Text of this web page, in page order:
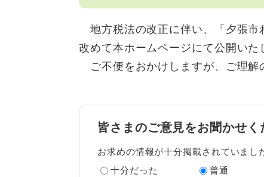
地方税法の改正に伴い、「夕張市
改めて本ホームページにて公開いた
ご不便をおかけしますが、ご理解
皆さまのご意見をお聞かせく
お求めの情報が十分掲載されていまし
十分だった
普通